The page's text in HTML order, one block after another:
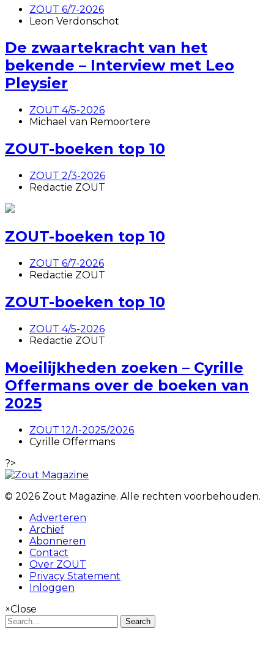
ZOUT 6/7-2026
Leon Verdonschot
De zwaartekracht van het
bekende – Interview met Leo
Pleysier
ZOUT 4/5-2026
Michael van Remoortere
ZOUT-boeken top 10
ZOUT 2/3-2026
Redactie ZOUT
ZOUT-boeken top 10
ZOUT 6/7-2026
Redactie ZOUT
ZOUT-boeken top 10
ZOUT 4/5-2026
Redactie ZOUT
Moeilijkheden zoeken – Cyrille
Offermans over de boeken van
2025
ZOUT 12/1-2025/2026
Cyrille Offermans
?>
© 2026 Zout Magazine. Alle rechten voorbehouden.
Adverteren
Archief
Abonneren
Contact
Over ZOUT
Privacy Statement
Inloggen
×Close
Search